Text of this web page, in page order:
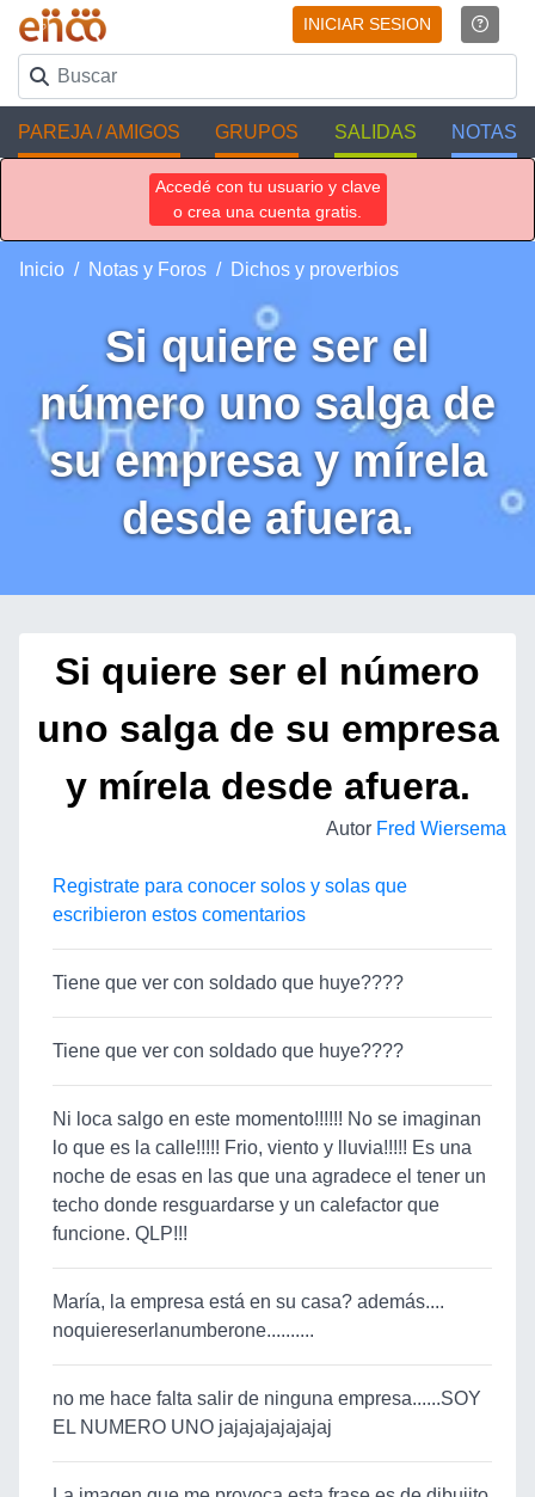
INICIAR SESION
PAREJA / AMIGOS GRUPOS SALIDAS NOTAS
Accedé con tu usuario y clave
o crea una cuenta gratis.
Inicio Notas y Foros Dichos y proverbios
Si quiere ser el
número uno salga de
su empresa y mírela
desde afuera.
Si quiere ser el número
uno salga de su empresa
y mírela desde afuera.
Autor Fred Wiersema
Registrate para conocer solos y solas que
escribieron estos comentarios
Tiene que ver con soldado que huye????
Tiene que ver con soldado que huye????
Ni loca salgo en este momento!!!!!! No se imaginan
lo que es la calle!!!!! Frio, viento y lluvia!!!!! Es una
noche de esas en las que una agradece el tener un
techo donde resguardarse y un calefactor que
funcione. QLP!!!
María, la empresa está en su casa? además....
noquiereserlanumberone..........
no me hace falta salir de ninguna empresa......SOY
EL NUMERO UNO jajajajajajajaj